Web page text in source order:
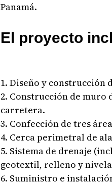
Panamá.
El proyecto
1. Diseño y construcción
2. Construcción de muro
carretera.
3. Confección de tres
4. Cerca perimetral de
5. Sistema de drenaje
geotextil, relleno y
6. Suministro e